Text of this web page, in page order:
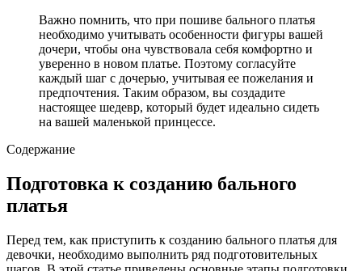
Важно помнить, что при пошиве бального платья
необходимо учитывать особенности фигуры вашей
дочери, чтобы она чувствовала себя комфортно и
уверенно в новом платье. Поэтому согласуйте
каждый шаг с дочерью, учитывая ее пожелания и
предпочтения. Таким образом, вы создадите
настоящее шедевр, который будет идеально сидеть
на вашей маленькой принцессе.
Содержание
Подготовка к созданию бального
платья
Перед тем, как приступить к созданию бального платья для
девочки, необходимо выполнить ряд подготовительных